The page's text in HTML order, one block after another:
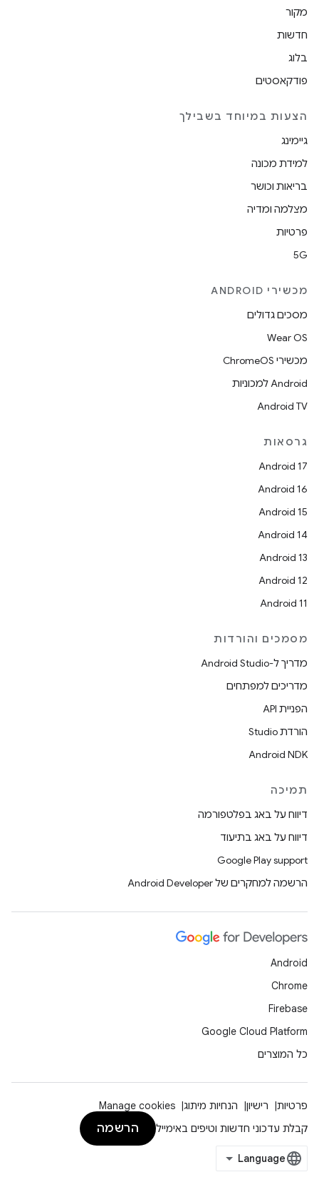
מקור
חדשות
בלוג
פודקאסטים
הצעות במיוחד בשבילך
גיימינג
למידת מכונה
בריאות וכושר
מצלמה ומדיה
פרטיות
5G
מכשירי ANDROID
מסכים גדולים
Wear OS
מכשירי ChromeOS
Android למכוניות
Android TV
גרסאות
Android 17
Android 16
Android 15
Android 14
Android 13
Android 12
Android 11
מסמכים והורדות
מדריך ל-Android Studio
מדריכים למפתחים
הפניית API
הורדת Studio
Android NDK
תמיכה
דיווח על באג בפלטפורמה
דיווח על באג בתיעוד
Google Play support
הרשמה למחקרים של Android Developer
Android
Chrome
Firebase
Google Cloud Platform
כל המוצרים
פרטיות רישיון הנחיות מיתוג
Manage cookies
קבלת עדכוני חדשות וטיפים באימייל
הרשמה